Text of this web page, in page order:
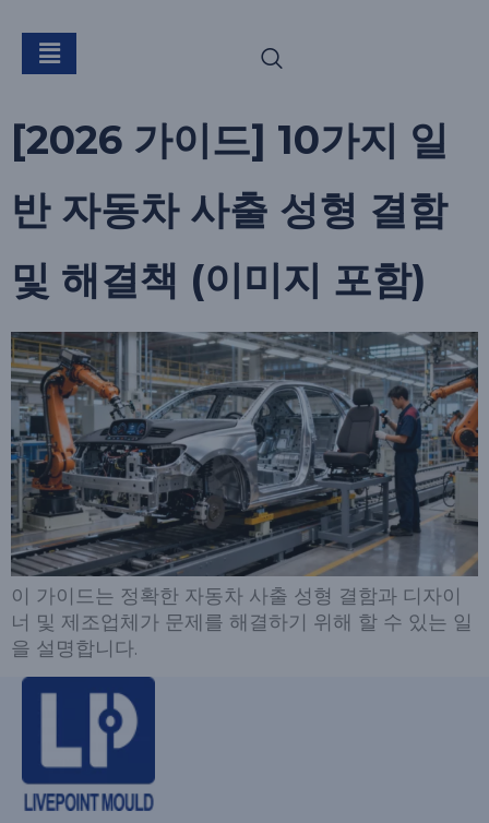
[태그:] 자동차 주입
[2026 가이드] 10가지 일
반 자동차 사출 성형 결함
및 해결책 (이미지 포함)
이 가이드는 정확한 자동차 사출 성형 결함과 디자이
너 및 제조업체가 문제를 해결하기 위해 할 수 있는 일
을 설명합니다.